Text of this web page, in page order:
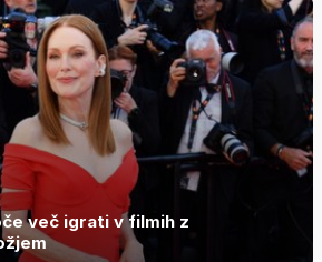
več igrati v filmih z